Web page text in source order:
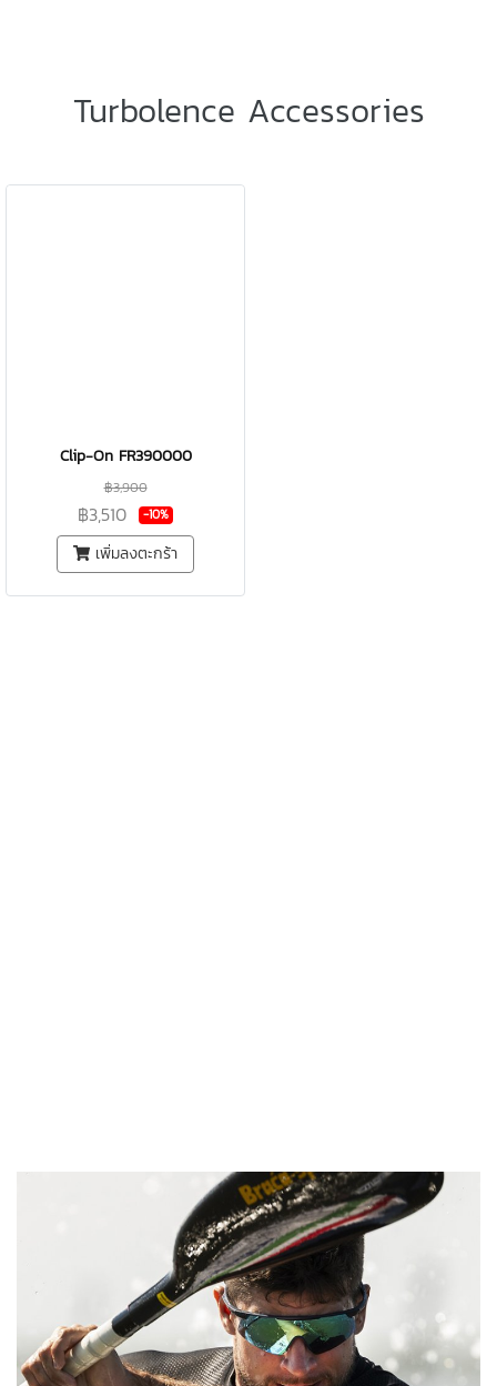
Turbolence Accessories
Clip-On FR390000
฿3,900
฿3,510 -10%
เพิ่มลงตะกร้า